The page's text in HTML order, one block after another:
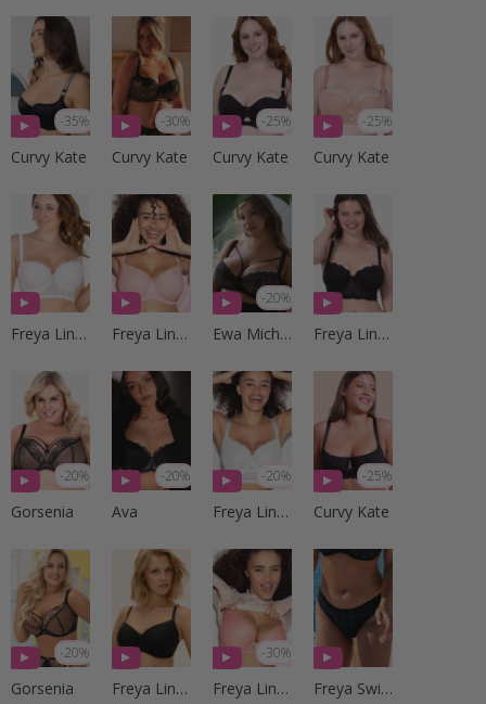
-35%
Curvy Kate
-30%
Curvy Kate
-25%
Curvy Kate
-25%
Curvy Kate
Freya Lingerie Freya Lingerie
-20%
Ewa Michalak Freya Lingerie
-20%
Gorsenia
-20%
Ava
-20%
Freya Lingerie
-25%
Curvy Kate
-20%
Gorsenia Freya Lingerie
-30%
Freya Lingerie Freya Swim